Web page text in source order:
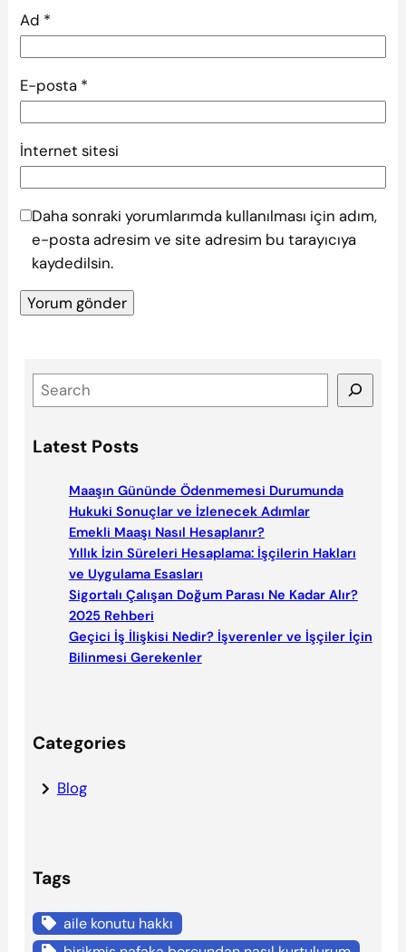
Ad *
E-posta *
İnternet sitesi
Daha sonraki yorumlarımda kullanılması için adım,
e-posta adresim ve site adresim bu tarayıcıya
kaydedilsin.
e
rLatest Posts
Maaşın Gününde Ödenmemesi Durumunda
Hukuki Sonuçlar ve İzlenecek Adımlar
Emekli Maaşı Nasıl Hesaplanır?
Yıllık İzin Süreleri Hesaplama: İşçilerin Hakları
ve Uygulama Esasları
Sigortalı Çalışan Doğum Parası Ne Kadar Alır?
2025 Rehberi
Geçici İş İlişkisi Nedir? İşverenler ve İşçiler İçin
Bilinmesi Gerekenler
Categories
Blog
Tags
aile konutu hakkı